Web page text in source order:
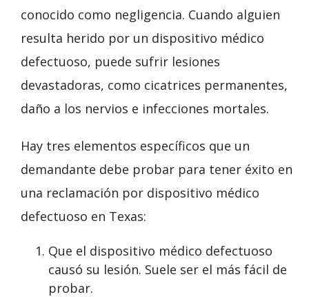
conocido como negligencia. Cuando alguien
resulta herido por un dispositivo médico
defectuoso, puede sufrir lesiones
devastadoras, como cicatrices permanentes,
daño a los nervios e infecciones mortales.
Hay tres elementos específicos que un
demandante debe probar para tener éxito en
una reclamación por dispositivo médico
defectuoso en Texas:
Que el dispositivo médico defectuoso
causó su lesión. Suele ser el más fácil de
probar.